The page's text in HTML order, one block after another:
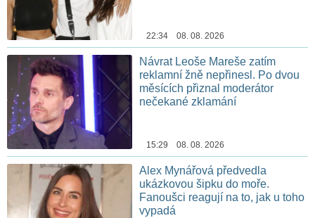
22:34 08. 08. 2026
Návrat Leoše Mareše zatím
reklamní žně nepřinesl. Po dvou
měsících přiznal moderátor
nečekané zklamání
15:29 08. 08. 2026
Alex Mynářová předvedla
ukázkovou šipku do moře.
Fanoušci reagují na to, jak u toho
vypadá